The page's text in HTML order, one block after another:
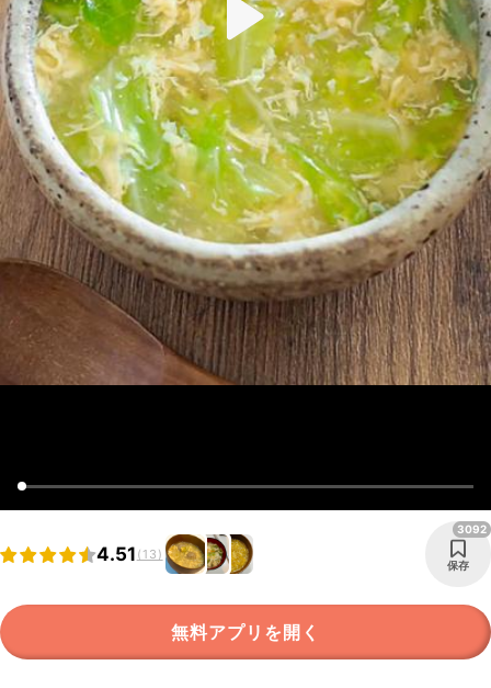
4.51(13)
保存
3092
無料アプリを開く